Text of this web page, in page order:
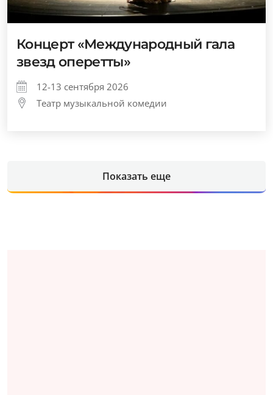
Концерт «Международный гала
звезд оперетты»
12-13 сентября 2026
Театр музыкальной комедии
Показать еще